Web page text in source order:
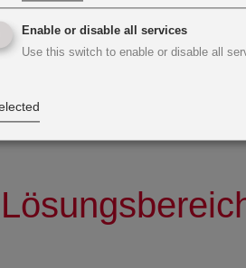
Parameter Ihres
nützlich; er bildet
Enable or disable all services
Use this switch to enable or disable all